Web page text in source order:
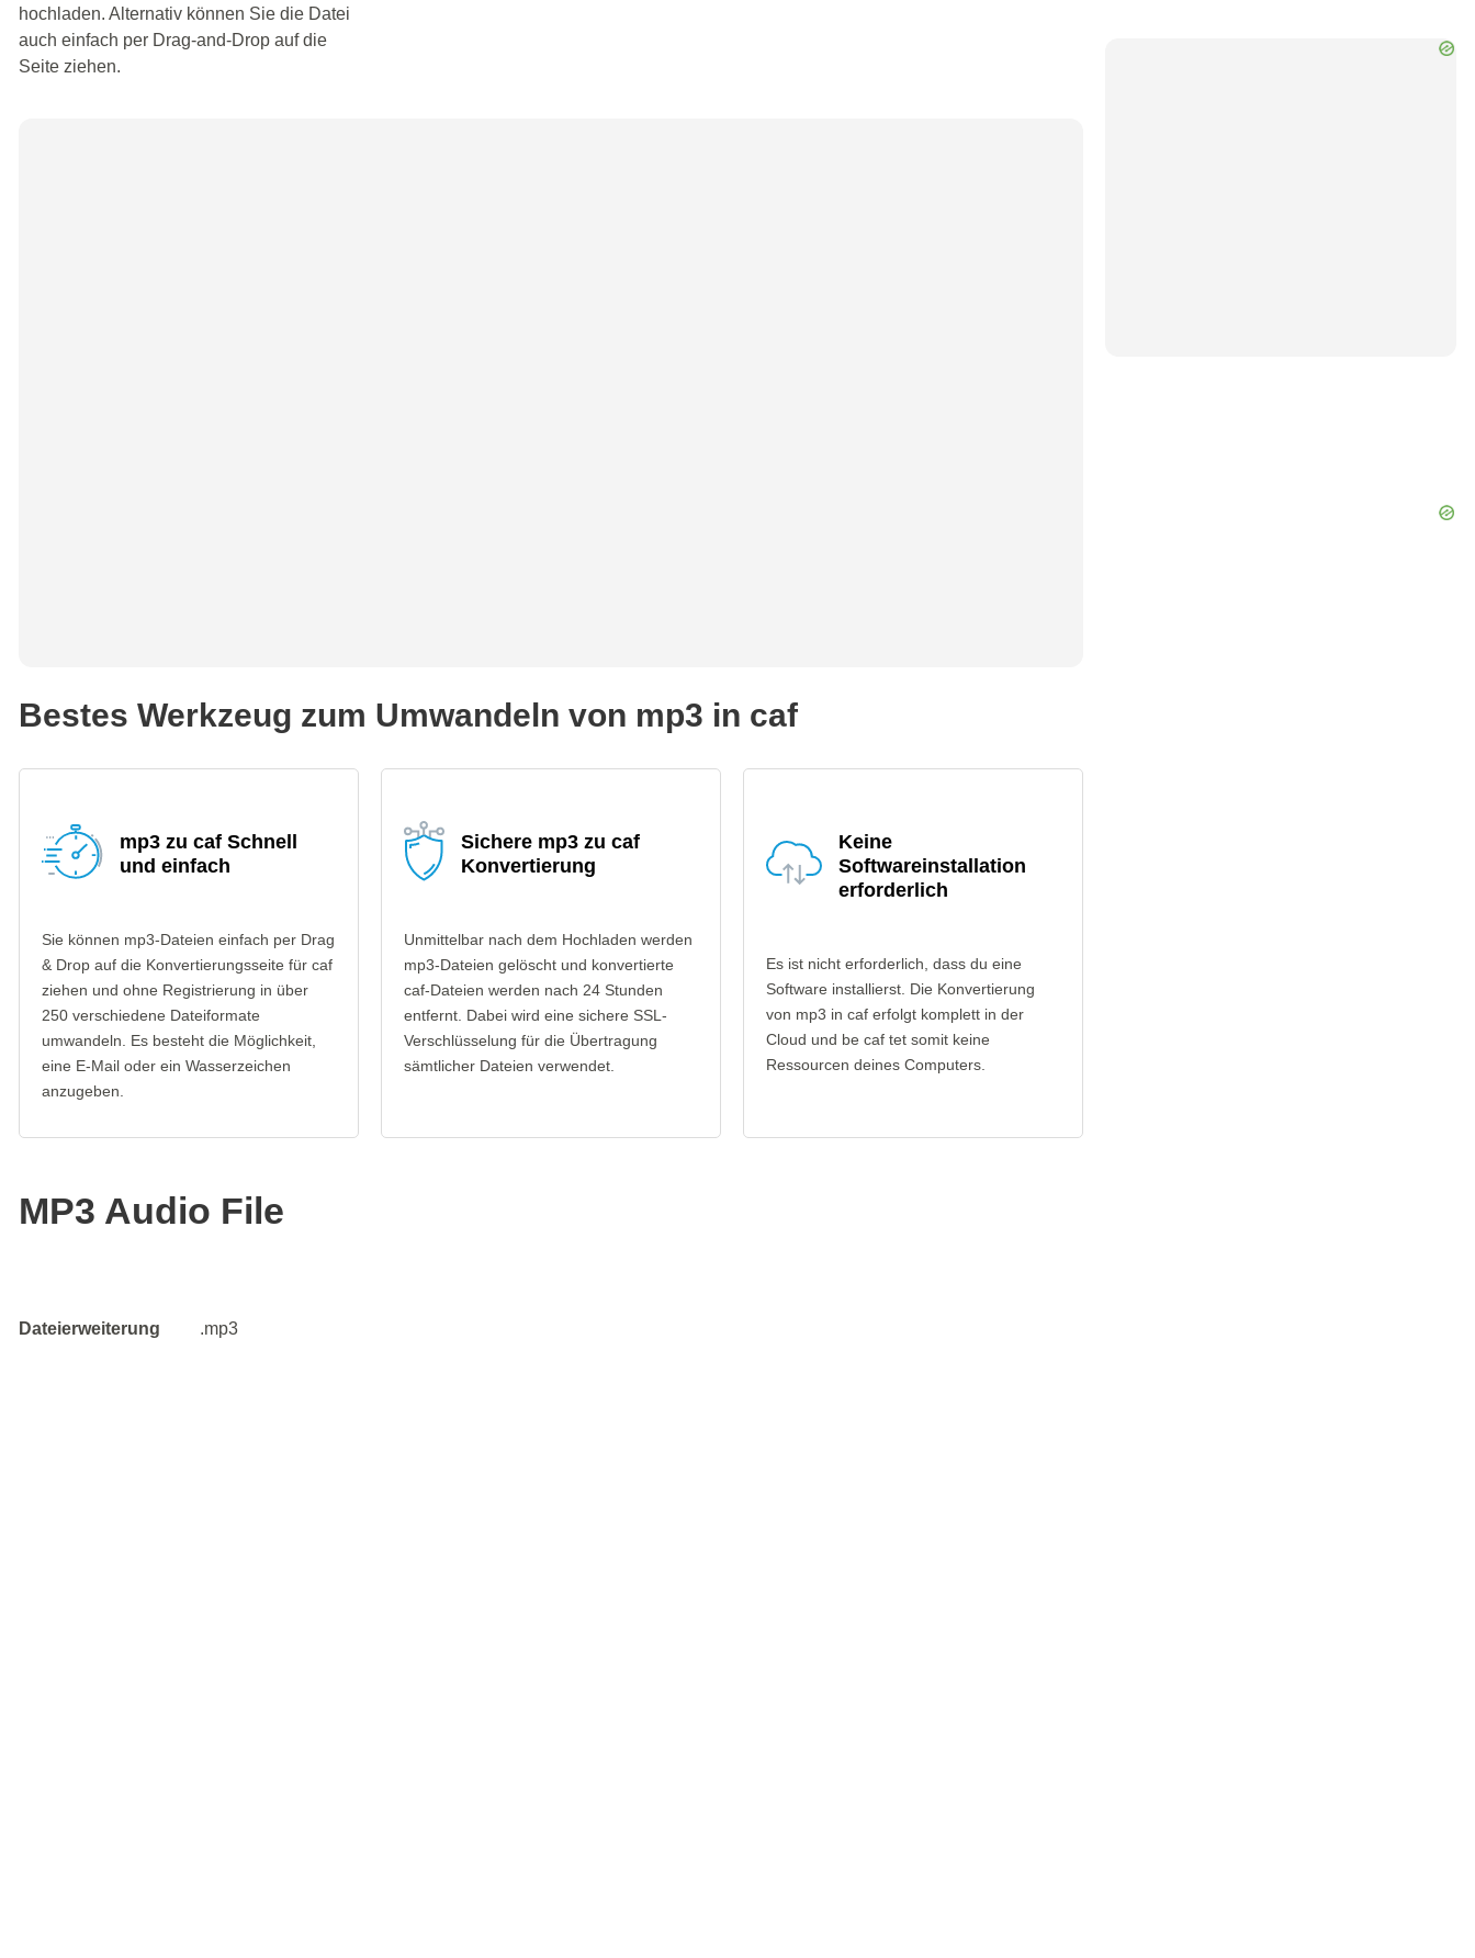
hochladen. Alternativ können Sie die Datei
auch einfach per Drag-and-Drop auf die
Seite ziehen.
Bestes Werkzeug zum Umwandeln von mp3 in caf
mp3 zu caf Schnell
und einfach
Sie können mp3-Dateien einfach per Drag
& Drop auf die Konvertierungsseite für caf
ziehen und ohne Registrierung in über
250 verschiedene Dateiformate
umwandeln. Es besteht die Möglichkeit,
eine E-Mail oder ein Wasserzeichen
anzugeben.
Sichere mp3 zu caf
Konvertierung
Unmittelbar nach dem Hochladen werden
mp3-Dateien gelöscht und konvertierte
caf-Dateien werden nach 24 Stunden
entfernt. Dabei wird eine sichere SSL-
Verschlüsselung für die Übertragung
sämtlicher Dateien verwendet.
Keine
Softwareinstallation
erforderlich
Es ist nicht erforderlich, dass du eine
Software installierst. Die Konvertierung
von mp3 in caf erfolgt komplett in der
Cloud und be caf tet somit keine
Ressourcen deines Computers.
MP3 Audio File
Dateierweiterung .mp3